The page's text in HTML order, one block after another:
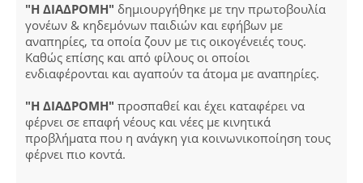
"Η ΔΙΑΔΡΟΜΗ" δημιουργήθηκε με την πρωτοβουλία
γονέων & κηδεμόνων παιδιών και εφήβων με
αναπηρίες, τα οποία ζουν με τις οικογένειές τους.
Καθώς επίσης και από φίλους οι οποίοι
ενδιαφέρονται και αγαπούν τα άτομα με αναπηρίες.
"Η ΔΙΑΔΡΟΜΗ" προσπαθεί και έχει καταφέρει να
φέρνει σε επαφή νέους και νέες με κινητικά
προβλήματα που η ανάγκη για κοινωνικοποίηση τους
φέρνει πιο κοντά.